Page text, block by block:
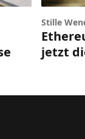
Stille
jetzt